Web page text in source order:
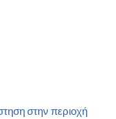
στην περιοχή